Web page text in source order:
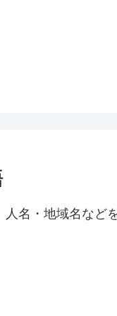
名・地域名など